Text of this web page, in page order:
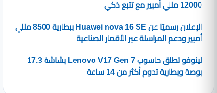
12000 مللي أمبير مع تتبع ذكي
الإعلان رسميًا عن Huawei nova 16 SE ببطارية 8500 مللي
أمبير ودعم المراسلة عبر الأقمار الصناعية
لينوفو تطلق حاسوب Lenovo V17 Gen 7 بشاشة 17.3
بوصة وبطارية تدوم أكثر من 14 ساعة